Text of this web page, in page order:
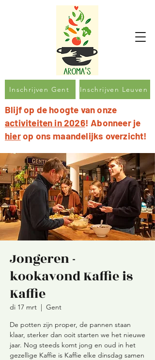
Inschrijven Gent Inschrijven Leuven
Blijf op de hoogte van onze
activiteiten in 2026! Abonneer je
hierop ons maandelijks overzicht!
Jongeren -
kookavond Kaffie is
Kaffie
di 17 mrt
  |
Gent
De potten zijn proper, de pannen staan
klaar, sterker dan ooit starten we het nieuwe
jaar. Nog steeds komt jong en oud in het
gezellige Kaffie is Kaffie elke dinsdag samen